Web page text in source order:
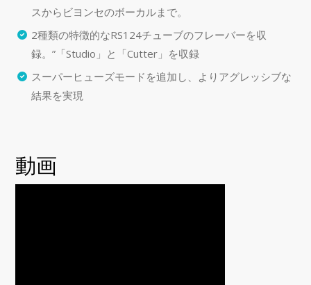
スからビヨンセのボーカルまで。
2種類の特徴的なRS124チューブのフレーバーを収
録。”「Studio」と「Cutter」を収録
スーパーヒューズモードを追加し、よりアグレッシブな
結果を実現
動画